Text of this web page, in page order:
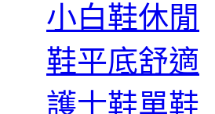
小白鞋休閒
鞋平底舒適
護士鞋單鞋